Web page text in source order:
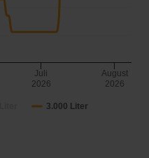
3.000 Liter
Juli
2026
August
2026